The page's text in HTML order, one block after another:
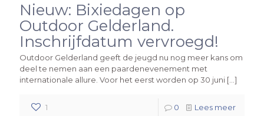
Nieuw: Bixiedagen op
Outdoor Gelderland.
Inschrijfdatum vervroegd!
Outdoor Gelderland geeft de jeugd nu nog meer kans om
deel te nemen aan een paardenevenement met
internationale allure. Voor het eerst worden op 30 juni […]
1 0 Lees meer